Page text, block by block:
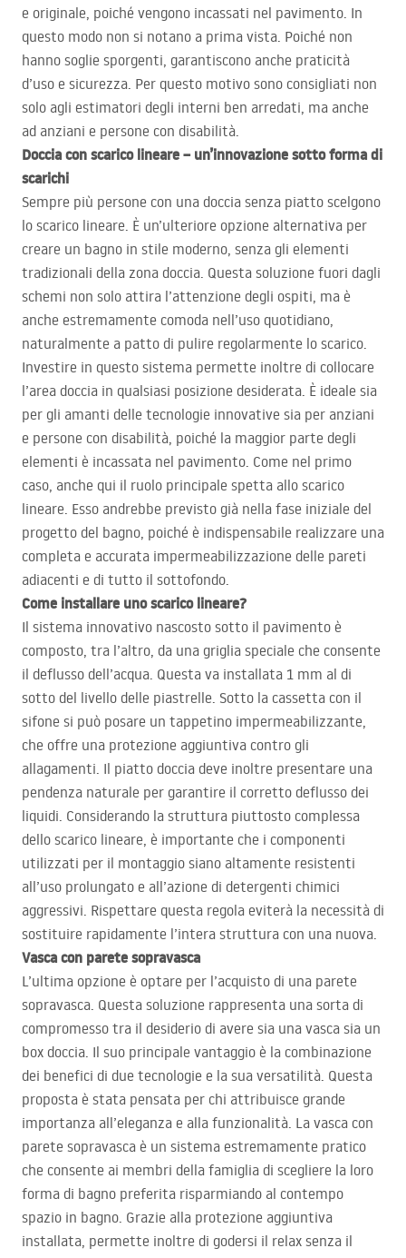
e originale, poiché vengono incassati nel pavimento. In
questo modo non si notano a prima vista. Poiché non
hanno soglie sporgenti, garantiscono anche praticità
d’uso e sicurezza. Per questo motivo sono consigliati non
solo agli estimatori degli interni ben arredati, ma anche
ad anziani e persone con disabilità.
Doccia con scarico lineare – un’innovazione sotto forma di
scarichi
Sempre più persone con una doccia senza piatto scelgono
lo scarico lineare. È un’ulteriore opzione alternativa per
creare un bagno in stile moderno, senza gli elementi
tradizionali della zona doccia. Questa soluzione fuori dagli
schemi non solo attira l’attenzione degli ospiti, ma è
anche estremamente comoda nell’uso quotidiano,
naturalmente a patto di pulire regolarmente lo scarico.
Investire in questo sistema permette inoltre di collocare
l’area doccia in qualsiasi posizione desiderata. È ideale sia
per gli amanti delle tecnologie innovative sia per anziani
e persone con disabilità, poiché la maggior parte degli
elementi è incassata nel pavimento. Come nel primo
caso, anche qui il ruolo principale spetta allo scarico
lineare. Esso andrebbe previsto già nella fase iniziale del
progetto del bagno, poiché è indispensabile realizzare una
completa e accurata impermeabilizzazione delle pareti
adiacenti e di tutto il sottofondo.
Come installare uno scarico lineare?
Il sistema innovativo nascosto sotto il pavimento è
composto, tra l’altro, da una griglia speciale che consente
il deflusso dell’acqua. Questa va installata 1 mm al di
sotto del livello delle piastrelle. Sotto la cassetta con il
sifone si può posare un tappetino impermeabilizzante,
che offre una protezione aggiuntiva contro gli
allagamenti. Il piatto doccia deve inoltre presentare una
pendenza naturale per garantire il corretto deflusso dei
liquidi. Considerando la struttura piuttosto complessa
dello scarico lineare, è importante che i componenti
utilizzati per il montaggio siano altamente resistenti
all’uso prolungato e all’azione di detergenti chimici
aggressivi. Rispettare questa regola eviterà la necessità di
sostituire rapidamente l’intera struttura con una nuova.
Vasca con parete sopravasca
L’ultima opzione è optare per l’acquisto di una parete
sopravasca. Questa soluzione rappresenta una sorta di
compromesso tra il desiderio di avere sia una vasca sia un
box doccia. Il suo principale vantaggio è la combinazione
dei benefici di due tecnologie e la sua versatilità. Questa
proposta è stata pensata per chi attribuisce grande
importanza all’eleganza e alla funzionalità. La vasca con
parete sopravasca è un sistema estremamente pratico
che consente ai membri della famiglia di scegliere la loro
forma di bagno preferita risparmiando al contempo
spazio in bagno. Grazie alla protezione aggiuntiva
installata, permette inoltre di godersi il relax senza il